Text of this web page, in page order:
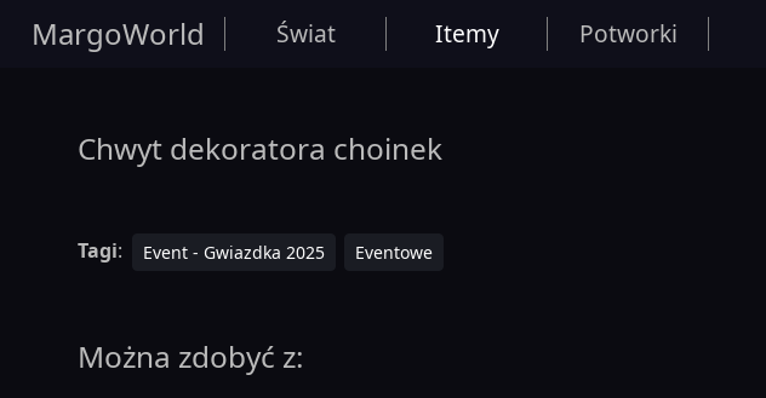
MargoWorld Świat Itemy Potworki
Chwyt dekoratora choinek
Tagi: Event - Gwiazdka 2025 Eventowe
Można zdobyć z: